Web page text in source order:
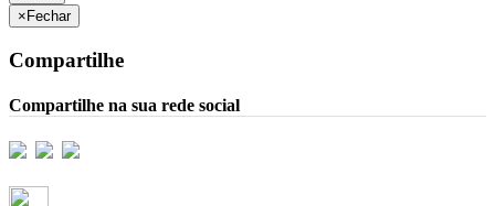
× Fechar
Compartilhe
Compartilhe na sua rede social